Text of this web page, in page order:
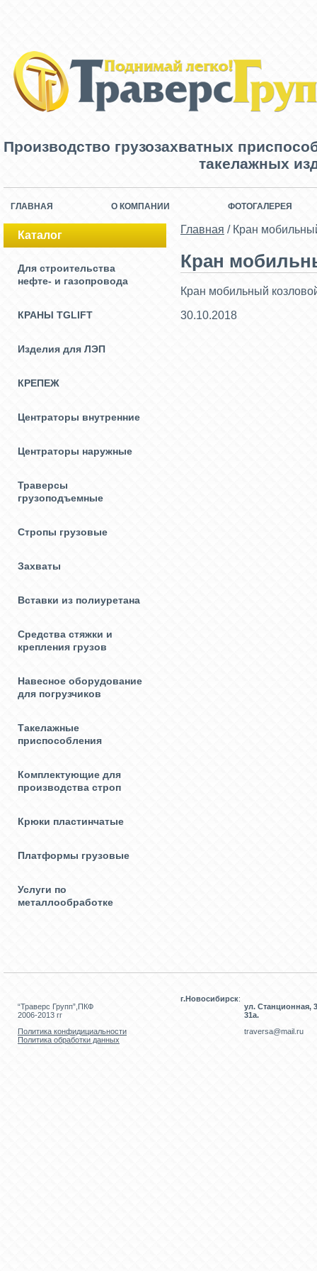
Производство грузозахватных
такелажных
ГЛАВНАЯ О КОМПАНИИ ФОТОГАЛЕРЕЯ
Каталог
Для строительства
нефте- и газопровода
КРАНЫ TGLIFT
Изделия для ЛЭП
КРЕПЕЖ
Центраторы внутренние
Центраторы наружные
Траверсы
грузоподъемные
Стропы грузовые
Захваты
Вставки из полиуретана
Средства стяжки и
крепления грузов
Навесное оборудование
для погрузчиков
Такелажные
приспособления
Комплектующие для
производства строп
Крюки пластинчатые
Платформы грузовые
Услуги по
металлообработке
Главная / Кран
Кран
Кран мобильный
30.10.2018
“Траверс Групп”,ПКФ
2006-2013 гг
Политика конфидициальности
Политика обработки данных
г.Новосибирск:
ул. Станционная,
31а.
traversa@mail.ru